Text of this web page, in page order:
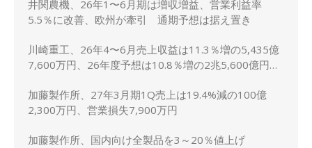
井関農機、26年1〜6月期は増収増益、営業利益率
5.5％に改善、欧州が牽引 通期予想は据え置き
川崎重工、26年4〜6月売上収益は11.3％増の5,435億
7,600万円、26年度予想は10.8％増の2兆5,600億円に
加藤製作所、27年3月期1Q売上は19.4%減の100億
2,300万円、営業損失7,900万円
加藤製作所、国内向け全製品を3～20％値上げ